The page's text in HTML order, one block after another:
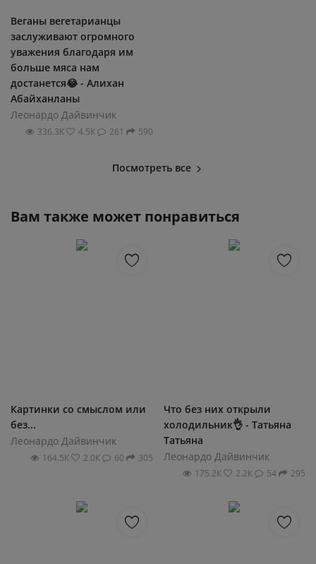
Веганы вегетарианцы
заслуживают огромного
уважения благодаря им
больше мяса нам
достанется😂 - Алихан
Абайханланы
Леонардо Дайвинчик
336.3К 4.5К 261 590
Посмотреть все
Вам также может понравиться
Картинки со смыслом или
без...
Леонардо Дайвинчик
164.5К 2.0К 60 305
Что без них открыли
холодильник👌 - Татьяна
Татьяна
Леонардо Дайвинчик
175.2К 2.2К 54 295